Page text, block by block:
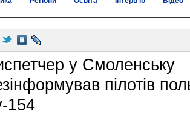
у Смоленську
пілотів
154